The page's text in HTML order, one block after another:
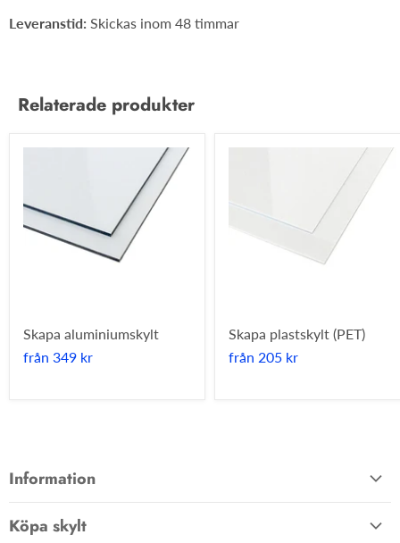
Leveranstid: Skickas inom 48 timmar
Relaterade produkter
Skapa aluminiumskylt
från 349 kr
Skapa plastskylt (PET)
från 205 kr
Information
Köpa skylt